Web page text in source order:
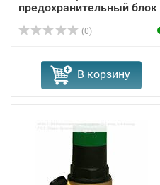
предохранительный блок
(0)
В корзину